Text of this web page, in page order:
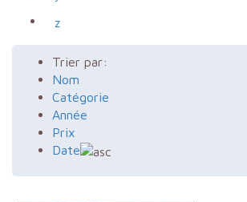
z
Trier par:
Nom
Catégorie
Année
Prix
Date